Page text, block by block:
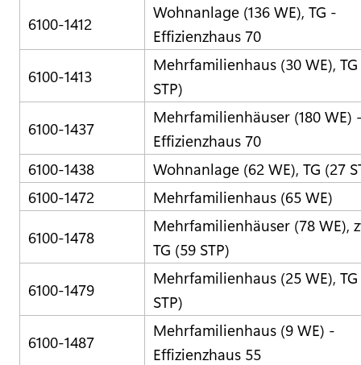
6100-1412
Wohnanlage (136 WE), TG -
Effizienzhaus 70
6100-1413
Mehrfamilienhaus (30 WE),
STP)
6100-1437
Mehrfamilienhäuser (180 WE)
Effizienzhaus 70
6100-1438
Wohnanlage (62 WE), TG (27
6100-1472
Mehrfamilienhaus (65 WE)
6100-1478
Mehrfamilienhäuser (78 WE),
TG (59 STP)
6100-1479
Mehrfamilienhaus (25 WE),
STP)
6100-1487
Mehrfamilienhaus (9 WE) -
Effizienzhaus 55